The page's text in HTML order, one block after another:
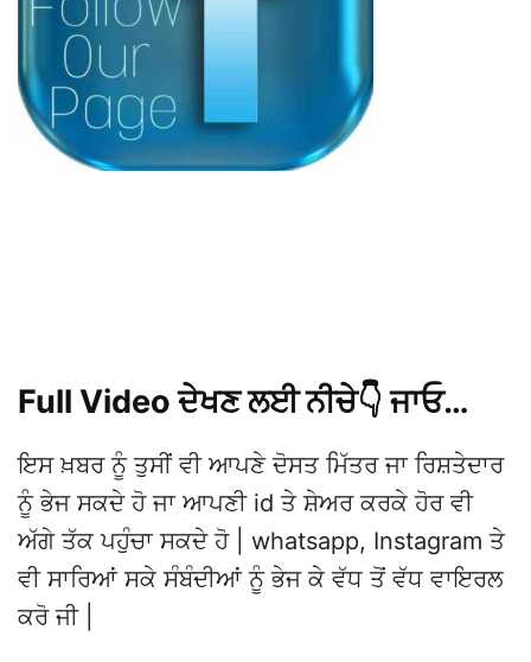
Full Video ਦੇਖਣ ਲਈ ਨੀਚੇ👇 ਜਾਓ…
ਇਸ ਖ਼ਬਰ ਨੂੰ ਤੁਸੀਂ ਵੀ ਆਪਣੇ ਦੋਸਤ ਮਿੱਤਰ ਜਾ ਰਿਸ਼ਤੇਦਾਰ
ਨੂੰ ਭੇਜ ਸਕਦੇ ਹੋ ਜਾ ਆਪਣੀ id ਤੇ ਸ਼ੇਅਰ ਕਰਕੇ ਹੋਰ ਵੀ
ਅੱਗੇ ਤੱਕ ਪਹੁੰਚਾ ਸਕਦੇ ਹੋ | whatsapp, Instagram ਤੇ
ਵੀ ਸਾਰਿਆਂ ਸਕੇ ਸੰਬੰਦੀਆਂ ਨੂੰ ਭੇਜ ਕੇ ਵੱਧ ਤੋਂ ਵੱਧ ਵਾਇਰਲ
ਕਰੋ ਜੀ |